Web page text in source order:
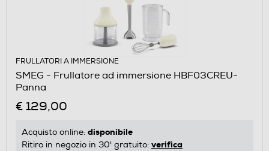
FRULLATORI A IMMERSIONE
SMEG - Frullatore ad immersione HBF03CREU-
Panna
€ 129,00
Acquisto online: disponibile
Ritiro in negozio in 30' gratuito: verifica